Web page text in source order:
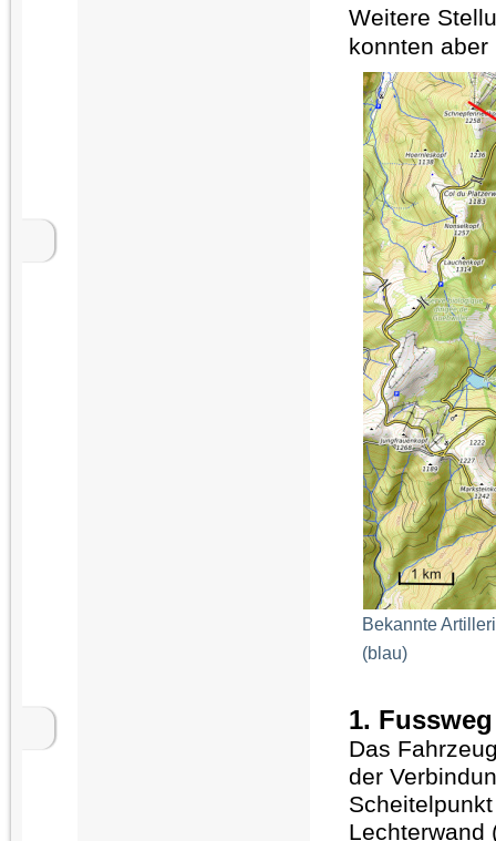
Weitere
konnten
Bekannte
(blau)
1.
Das
der
Lechterwand